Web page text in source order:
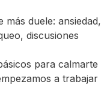
duele: ansiedad,
discusiones
para calmarte
a trabajar